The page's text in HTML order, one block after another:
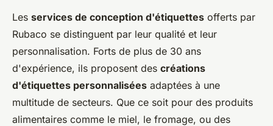
Les services de conception d'étiquettes offerts par
Rubaco se distinguent par leur qualité et leur
personnalisation. Forts de plus de 30 ans
d'expérience, ils proposent des créations
d'étiquettes personnalisées adaptées à une
multitude de secteurs. Que ce soit pour des produits
alimentaires comme le miel, le fromage, ou des